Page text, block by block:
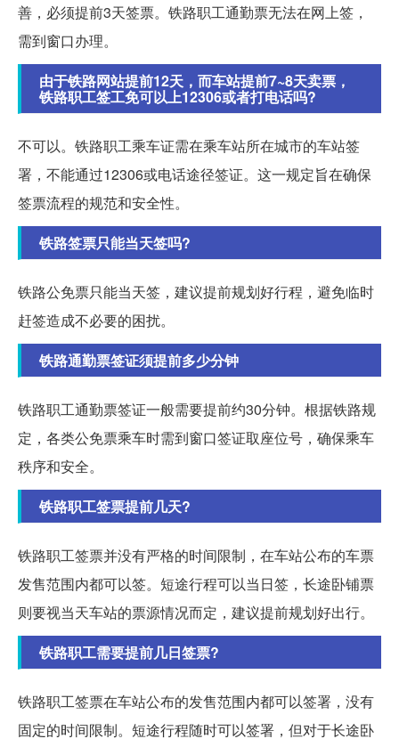
善，必须提前3天签票。铁路职工通勤票无法在网上签，
需到窗口办理。
由于铁路网站提前12天，而车站提前7~8天卖票，
铁路职工签工免可以上12306或者打电话吗?
不可以。铁路职工乘车证需在乘车站所在城市的车站签
署，不能通过12306或电话途径签证。这一规定旨在确保
签票流程的规范和安全性。
铁路签票只能当天签吗?
铁路公免票只能当天签，建议提前规划好行程，避免临时
赶签造成不必要的困扰。
铁路通勤票签证须提前多少分钟
铁路职工通勤票签证一般需要提前约30分钟。根据铁路规
定，各类公免票乘车时需到窗口签证取座位号，确保乘车
秩序和安全。
铁路职工签票提前几天?
铁路职工签票并没有严格的时间限制，在车站公布的车票
发售范围内都可以签。短途行程可以当日签，长途卧铺票
则要视当天车站的票源情况而定，建议提前规划好出行。
铁路职工需要提前几日签票?
铁路职工签票在车站公布的发售范围内都可以签署，没有
固定的时间限制。短途行程随时可以签署，但对于长途卧